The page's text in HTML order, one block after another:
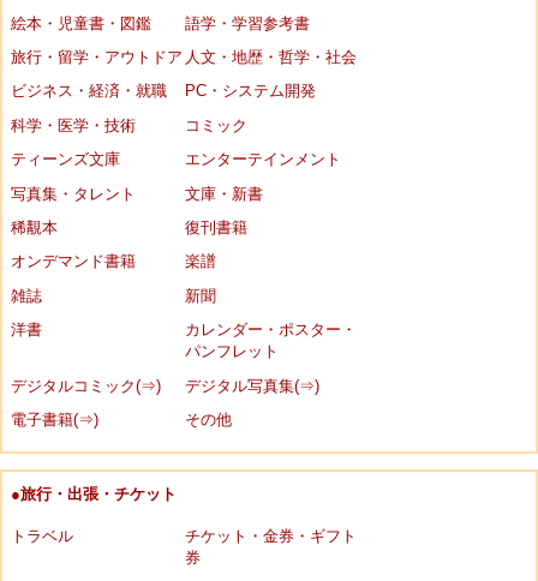
絵本・児童書・図鑑
語学・学習参考書
旅行・留学・アウトドア 人文・地歴・哲学・社会
ビジネス・経済・就職
PC・システム開発
科学・医学・技術
コミック
ティーンズ文庫
エンターテインメント
写真集・タレント
文庫・新書
稀覯本
復刊書籍
オンデマンド書籍
楽譜
雑誌
新聞
洋書
カレンダー・ポスター・
パンフレット
デジタルコミック(⇒)
デジタル写真集(⇒)
電子書籍(⇒)
その他
●旅行・出張・チケット
トラベル
チケット・金券・ギフト
券